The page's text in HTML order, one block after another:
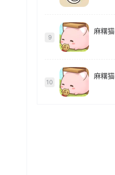
9
10